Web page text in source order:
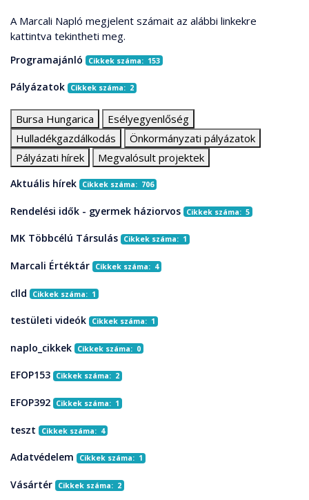
A Marcali Napló megjelent számait az alábbi linkekre
kattintva tekintheti meg.
Programajánló Cikkek száma: 153
Pályázatok Cikkek száma: 2
Bursa Hungarica
Esélyegyenlőség
Hulladékgazdálkodás
Önkormányzati pályázatok
Pályázati hírek
Megvalósult projektek
Aktuális hírek Cikkek száma: 706
Rendelési idők - gyermek háziorvos Cikkek száma: 5
MK Többcélú Társulás Cikkek száma: 1
Marcali Értéktár Cikkek száma: 4
clld Cikkek száma: 1
testületi videók Cikkek száma: 1
naplo_cikkek Cikkek száma: 0
EFOP153 Cikkek száma: 2
EFOP392 Cikkek száma: 1
teszt Cikkek száma: 4
Adatvédelem Cikkek száma: 1
Vásártér Cikkek száma: 2